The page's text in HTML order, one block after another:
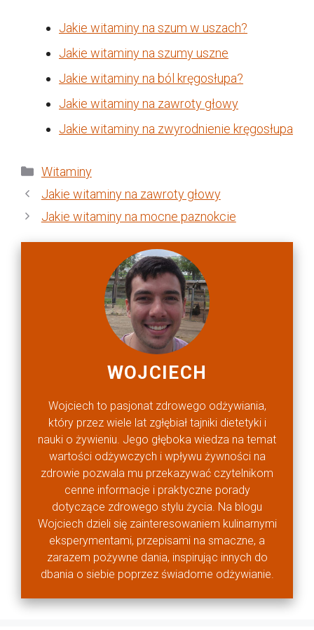
Jakie witaminy na szum w uszach?
Jakie witaminy na szumy uszne
Jakie witaminy na ból kręgosłupa?
Jakie witaminy na zawroty głowy
Jakie witaminy na zwyrodnienie kręgosłupa
Kategorie
Witaminy
Jakie witaminy na zawroty głowy
Jakie witaminy na mocne paznokcie
WOJCIECH
Wojciech to pasjonat zdrowego odżywiania,
który przez wiele lat zgłębiał tajniki dietetyki i
nauki o żywieniu. Jego głęboka wiedza na temat
wartości odżywczych i wpływu żywności na
zdrowie pozwala mu przekazywać czytelnikom
cenne informacje i praktyczne porady
dotyczące zdrowego stylu życia. Na blogu
Wojciech dzieli się zainteresowaniem kulinarnymi
eksperymentami, przepisami na smaczne, a
zarazem pożywne dania, inspirując innych do
dbania o siebie poprzez świadome odżywianie.